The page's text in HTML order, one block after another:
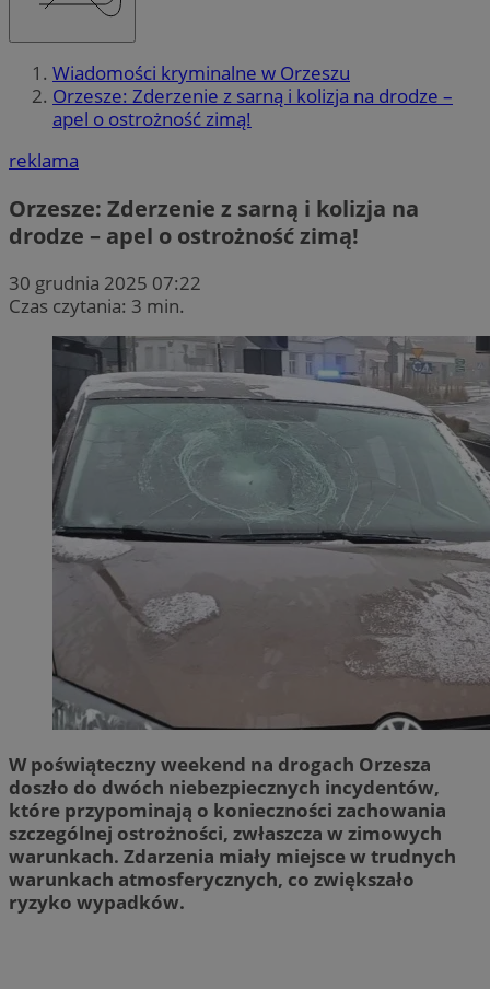
Wiadomości kryminalne w Orzeszu
Orzesze: Zderzenie z sarną i kolizja na drodze –
apel o ostrożność zimą!
reklama
Orzesze: Zderzenie z sarną i kolizja na
drodze – apel o ostrożność zimą!
30 grudnia 2025 07:22
Czas czytania: 3 min.
W poświąteczny weekend na drogach Orzesza
doszło do dwóch niebezpiecznych incydentów,
które przypominają o konieczności zachowania
szczególnej ostrożności, zwłaszcza w zimowych
warunkach. Zdarzenia miały miejsce w trudnych
warunkach atmosferycznych, co zwiększało
ryzyko wypadków.